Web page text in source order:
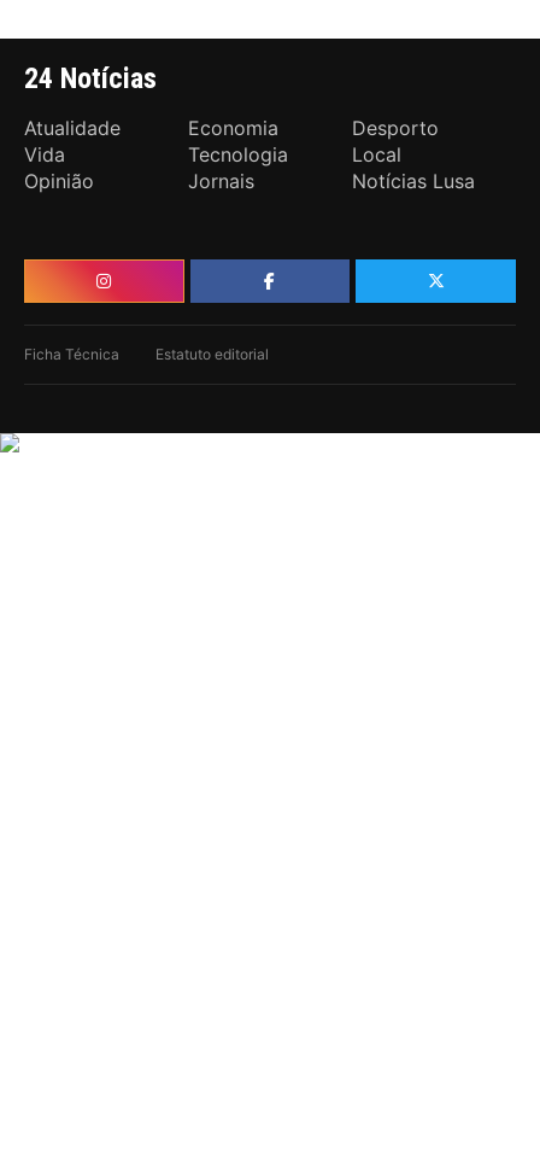
24 Notícias
Atualidade Economia
Desporto
Vida
Tecnologia
Local
Opinião
Jornais Notícias Lusa
Ficha Técnica Estatuto editorial